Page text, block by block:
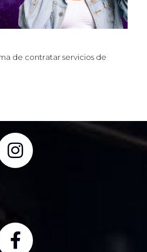
de contratar servicios de